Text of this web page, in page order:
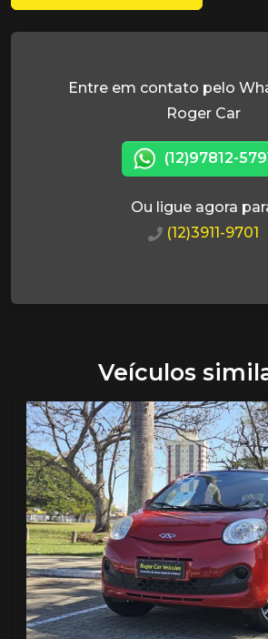
Entre em contato pelo
Roger Car
(12)97812-
Ou ligue agora
(12)3911-9701
Veículos